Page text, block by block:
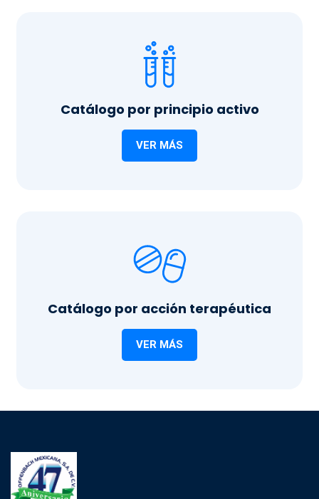
Catálogo por principio activo
VER MÁS
Catálogo por acción terapéutica
VER MÁS